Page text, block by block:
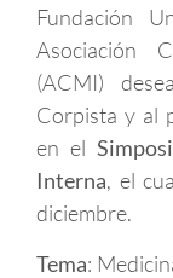
Fundación
Asociación
(ACMI)
Corpista y al
en el
Interna, el
diciembre.
Tema: